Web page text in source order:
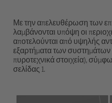
Με την απελευθέρωση των
λαμβάνονται υπόψη οι
αποτελούνται από υψηλής
εξαρτήματα των συστημάτων
πυροτεχνικά στοιχεία),
σελίδας 1.